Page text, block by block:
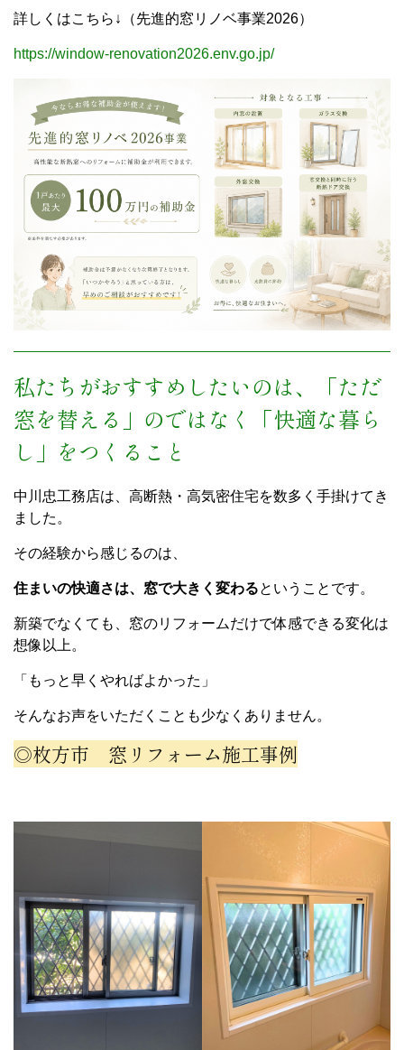
詳しくはこちら↓（先進的窓リノベ事業2026）
https://window-renovation2026.env.go.jp/
私たちがおすすめしたいのは、「ただ
窓を替える」のではなく「快適な暮ら
し」をつくること
中川忠工務店は、高断熱・高気密住宅を数多く手掛けてき
ました。
その経験から感じるのは、
住まいの快適さは、窓で大きく変わるということです。
新築でなくても、窓のリフォームだけで体感できる変化は
想像以上。
「もっと早くやればよかった」
そんなお声をいただくことも少なくありません。
◎枚方市 窓リフォーム施工事例